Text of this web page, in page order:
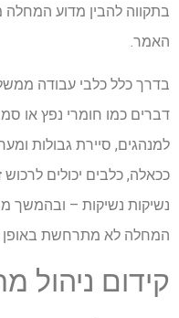
בתקווה להבין מדוע
האמר.
בדרך כלל כלבי עבודה
דברים כמו חומרי נפץ או
למנהגים, סיירת גבולות
ככאלה, כלבים יכולים
נשיקות נשיקות – ובהמשך
המחלה לא מתרחשת באופן
קידום ניהול